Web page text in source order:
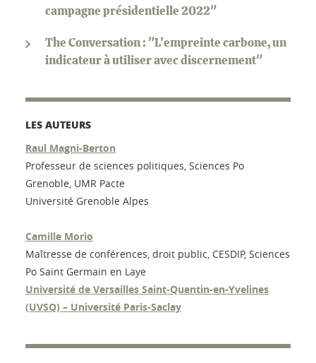
campagne présidentielle 2022"
The Conversation : "L’empreinte carbone, un
indicateur à utiliser avec discernement"
LES AUTEURS
Raul Magni-Berton
Professeur de sciences politiques, Sciences Po
Grenoble, UMR Pacte
Université Grenoble Alpes
Camille Morio
Maîtresse de conférences, droit public, CESDIP, Sciences
Po Saint Germain en Laye
Université de Versailles Saint-Quentin-en-Yvelines
(UVSQ) – Université Paris-Saclay